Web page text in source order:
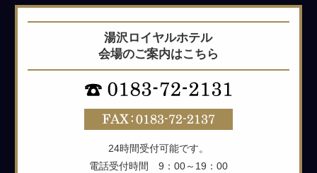
湯沢ロイヤルホテル
会場のご案内はこちら
24時間受付可能です。
電話受付時間 9：00～19：00